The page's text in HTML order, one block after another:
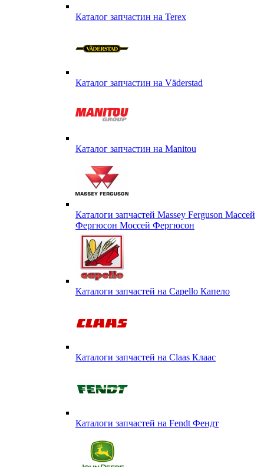
Каталог запчастин на Terex
Каталог запчастин на Väderstad
Каталог запчастин на Маnitou
Каталоги запчастей Massey Ferguson Массей
Фергюсон Моссей Фергюсон
Каталоги запчастей на Capello Капело
Каталоги запчастей на Claas Клаас
Каталоги запчастей на Fendt Фендт